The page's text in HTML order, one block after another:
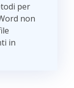
per
non
in